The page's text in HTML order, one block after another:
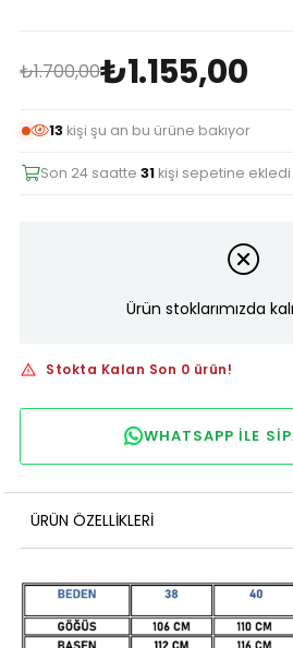
₺1.700,00₺1.155,00
13 kişi şu an bu ürüne bakıyor
Son 24 saatte31 kişi sepetine ekledi
Ürün stoklarımızda
Stokta Kalan Son 0 ürün!
WHATSAPP ILE
ÜRÜN ÖZELLIKLERI